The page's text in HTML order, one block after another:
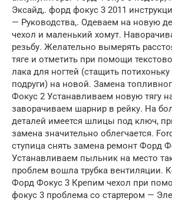
Эксайд,. форд фокус 3 2011
— Руководства,. Одеваем на новую
чехол и маленький хомут.
резьбу. Желательно вымерять
тяге и отметить при помощи
лака для ногтей (стащить
подруги) на новой. Замена
Фокус 2 Устанавливаем новую тягу
заворачиваем шарнир в рейку. На
деталей имеется шлицы под ключ,
замена значительно облегчается.
ступица снять замена ремонт Форд
Устанавливаем пыльник на место
проблем вошла трубка вентиляции.
Форд Фокус 3 Крепим чехол при
фокус 3 проблема со стартером —